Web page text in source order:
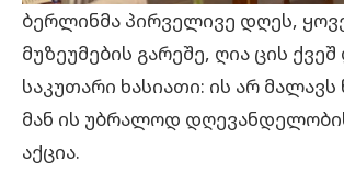
ბერლინმა პირველივე დღეს,
მუზეუმების გარეშე, ღია ცის ქვეშ
საკუთარი ხასიათი: ის არ
მან ის უბრალოდ
აქცია.